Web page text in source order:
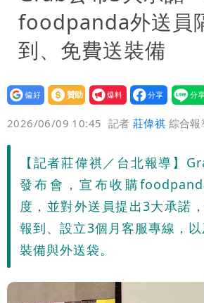
foodpanda外送員
到、免費送裝備
設為
贊助
我要
爆料
2026/06/09 10:45 記者莊偉祺 綜合報
【記者莊偉祺／台北報導】
發布會，宣布收購
度，並對外送員提出3大承諾
報到、設立3個月客服專線，
裝備與外送袋。